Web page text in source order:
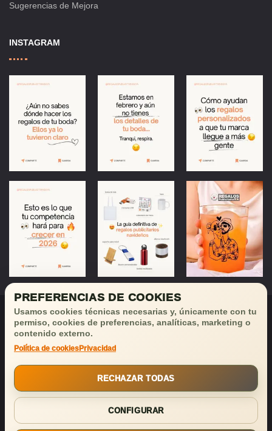
Sugerencias de Mejora
INSTAGRAM
buenas noticias!
PREFERENCIAS DE COOKIES
Usamos cookies técnicas necesarias y, únicamente con tu
permiso, cookies de preferencias, analíticas, marketing o
contenido externo.
Política de cookies Privacidad
RECHAZAR TODAS
CONFIGURAR